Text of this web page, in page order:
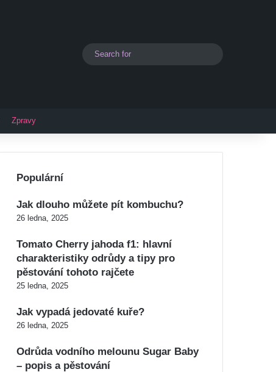
Switch skin
Zpravy
Populární
Jak dlouho můžete pít kombuchu?
26 ledna, 2025
Tomato Cherry jahoda f1: hlavní
charakteristiky odrůdy a tipy pro
pěstování tohoto rajčete
25 ledna, 2025
Jak vypadá jedovaté kuře?
26 ledna, 2025
Odrůda vodního melounu Sugar Baby
– popis a pěstování